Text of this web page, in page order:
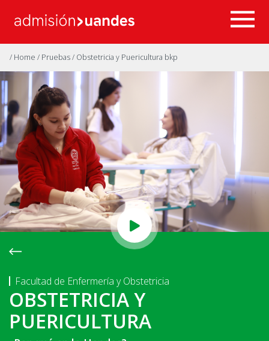
/ Home / Pruebas/ Obstetricia y Puericultura bkp
Facultad de Enfermería y Obstetricia
OBSTETRICIA Y
PUERICULTURA